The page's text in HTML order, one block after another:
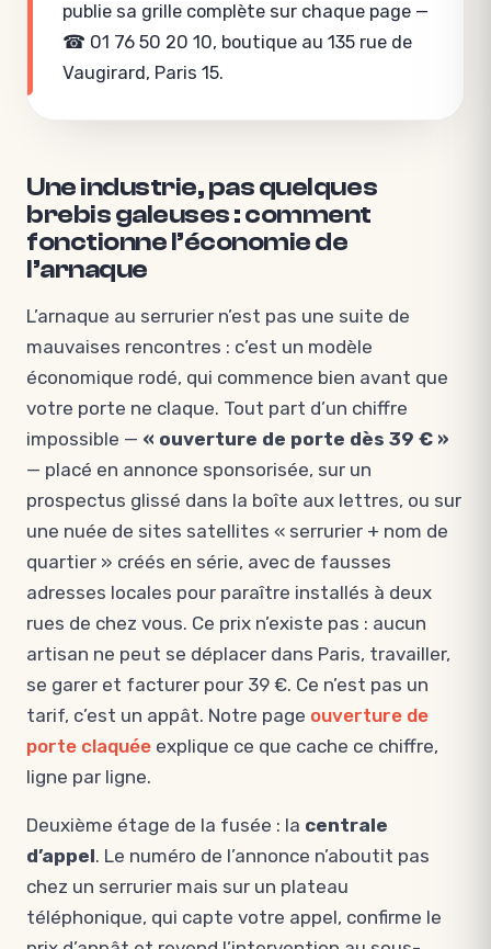
publie sa grille complète sur chaque page —
☎ 01 76 50 20 10, boutique au 135 rue de
Vaugirard, Paris 15.
Une industrie, pas quelques
brebis galeuses : comment
fonctionne l’économie de
l’arnaque
L’arnaque au serrurier n’est pas une suite de
mauvaises rencontres : c’est un modèle
économique rodé, qui commence bien avant que
votre porte ne claque. Tout part d’un chiffre
impossible — « ouverture de porte dès 39 € »
— placé en annonce sponsorisée, sur un
prospectus glissé dans la boîte aux lettres, ou sur
une nuée de sites satellites « serrurier + nom de
quartier » créés en série, avec de fausses
adresses locales pour paraître installés à deux
rues de chez vous. Ce prix n’existe pas : aucun
artisan ne peut se déplacer dans Paris, travailler,
se garer et facturer pour 39 €. Ce n’est pas un
tarif, c’est un appât. Notre page ouverture de
porte claquée explique ce que cache ce chiffre,
ligne par ligne.
Deuxième étage de la fusée : la centrale
d’appel. Le numéro de l’annonce n’aboutit pas
chez un serrurier mais sur un plateau
téléphonique, qui capte votre appel, confirme le